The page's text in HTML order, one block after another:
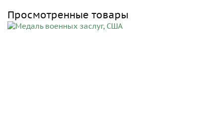
Просмотренные товары